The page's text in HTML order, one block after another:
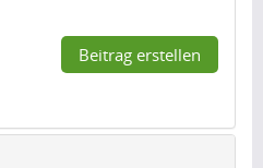
Beitrag erstellen